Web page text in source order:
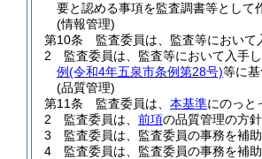
要と認める事項を監査調書等として
(情報管理)
第10条
監査委員は、監査等において
2
監査委員は、監査等において入手
例(令和4年五泉市条例第28号)等に基
(品質管理)
第11条
監査委員は、 本基準にのっと
2
監査委員は、 前項の品質管理の方
3
監査委員は、監査委員の事務を補
4
監査委員は、監査委員の事務を補